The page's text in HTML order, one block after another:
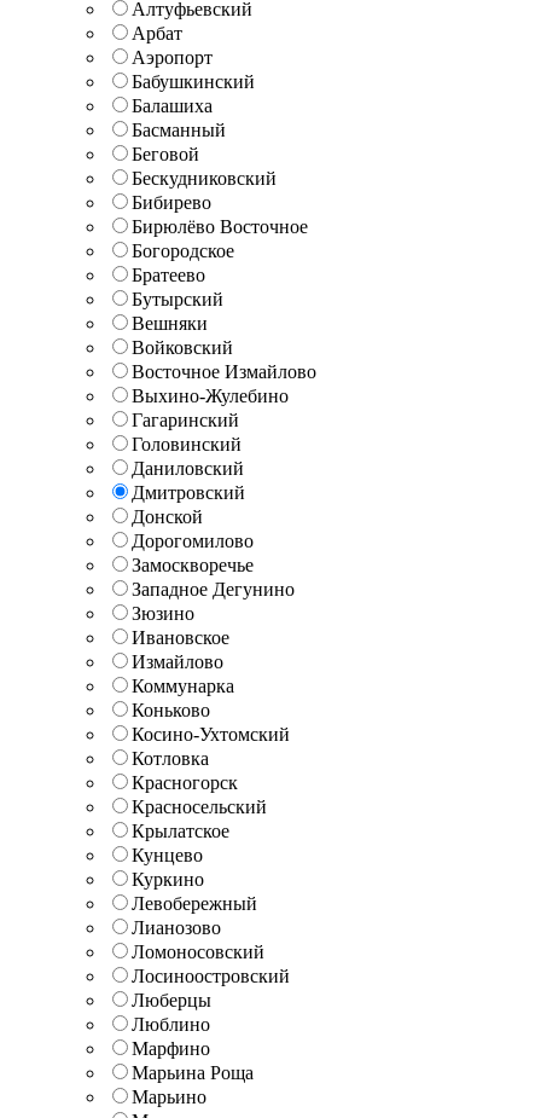
Алтуфьевский
Арбат
Аэропорт
Бабушкинский
Балашиха
Басманный
Беговой
Бескудниковский
Бибирево
Бирюлёво Восточное
Богородское
Братеево
Бутырский
Вешняки
Войковский
Восточное Измайлово
Выхино-Жулебино
Гагаринский
Головинский
Даниловский
Дмитровский
Донской
Дорогомилово
Замоскворечье
Западное Дегунино
Зюзино
Ивановское
Измайлово
Коммунарка
Коньково
Косино-Ухтомский
Котловка
Красногорск
Красносельский
Крылатское
Кунцево
Куркино
Левобережный
Лианозово
Ломоносовский
Лосиноостровский
Люберцы
Люблино
Марфино
Марьина Роща
Марьино